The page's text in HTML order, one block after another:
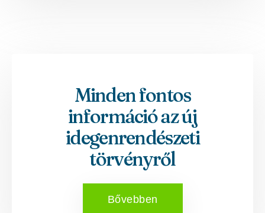
Minden fontos
információ az új
idegenrendészeti
törvényről
Bővebben